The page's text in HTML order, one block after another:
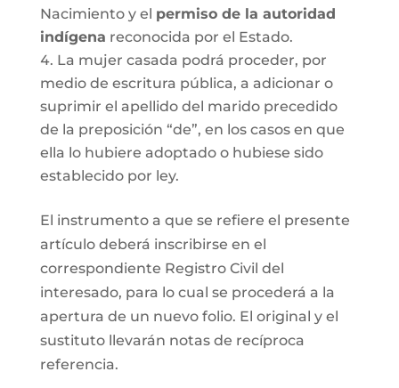
Nacimiento y el permiso de la autoridad
indígena reconocida por el Estado.
La mujer casada podrá proceder, por
medio de escritura pública, a adicionar o
suprimir el apellido del marido precedido
de la preposición “de”, en los casos en que
ella lo hubiere adoptado o hubiese sido
establecido por ley.
El instrumento a que se refiere el presente
artículo deberá inscribirse en el
correspondiente Registro Civil del
interesado, para lo cual se procederá a la
apertura de un nuevo folio. El original y el
sustituto llevarán notas de recíproca
referencia.